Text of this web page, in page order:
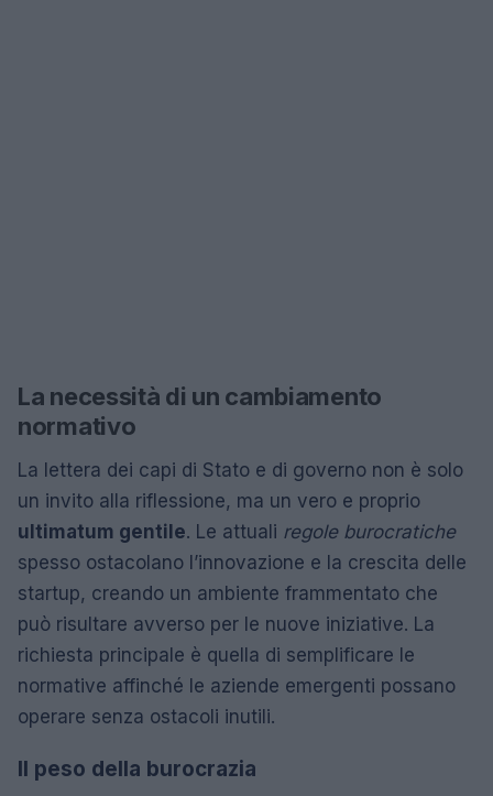
La necessità di un cambiamento
normativo
La lettera dei capi di Stato e di governo non è solo
un invito alla riflessione, ma un vero e proprio
ultimatum gentile. Le attuali regole burocratiche
spesso ostacolano l’innovazione e la crescita delle
startup, creando un ambiente frammentato che
può risultare avverso per le nuove iniziative. La
richiesta principale è quella di semplificare le
normative affinché le aziende emergenti possano
operare senza ostacoli inutili.
Il peso della burocrazia